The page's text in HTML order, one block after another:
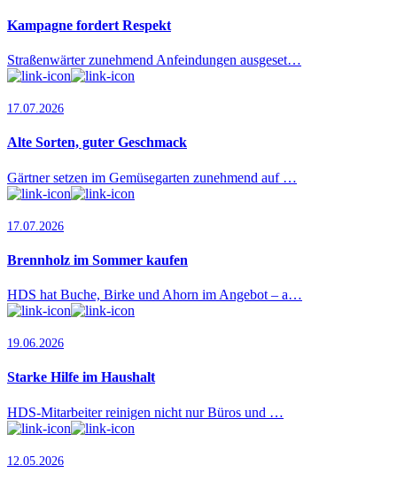
Kampagne fordert Respekt
Straßenwärter zunehmend Anfeindungen ausgeset…
17.07.2026
Alte Sorten, guter Geschmack
Gärtner setzen im Gemüsegarten zunehmend auf …
17.07.2026
Brennholz im Sommer kaufen
HDS hat Buche, Birke und Ahorn im Angebot – a…
19.06.2026
Starke Hilfe im Haushalt
HDS-Mitarbeiter reinigen nicht nur Büros und …
12.05.2026